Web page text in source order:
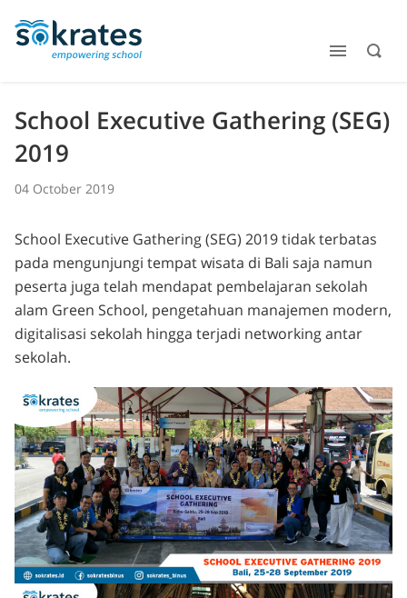
School Executive Gathering (SEG)
2019
04 October 2019
School Executive Gathering (SEG) 2019 tidak terbatas
pada mengunjungi tempat wisata di Bali saja namun
peserta juga telah mendapat pembelajaran sekolah
alam Green School, pengetahuan manajemen modern,
digitalisasi sekolah hingga terjadi networking antar
sekolah.